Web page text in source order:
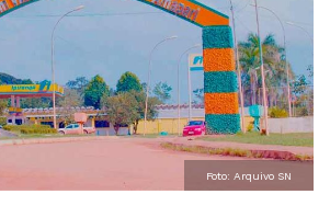
Foto: Arquivo SN